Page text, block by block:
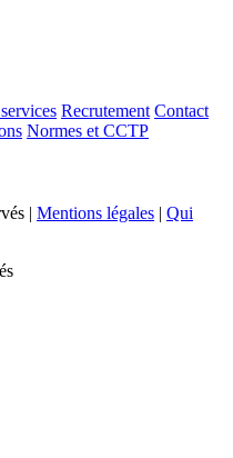
Recrutement Contact
Normes et CCTP
| Mentions légales | Qui